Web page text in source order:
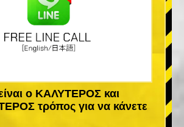
ο ΚΑΛΥΤΕΡΟΣ και
τρόπος για να κάνετε